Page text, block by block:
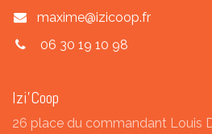
maxime@izicoop.fr
06 30 19 10 98
Izi'Coop
26 place du commandant Louis